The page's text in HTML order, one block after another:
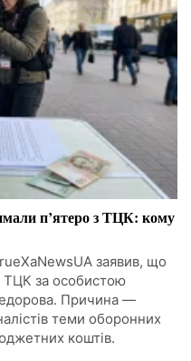
п’ятеро з ТЦК: кому
заявив, що
ТЦК за особистою
Причина —
теми оборонних
коштів.